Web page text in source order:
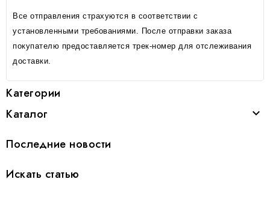
Все отправления страхуются в соответствии с
установленными требованиями. После отправки заказа
покупателю предоставляется трек-номер для отслеживания
доставки.
Категории
Каталог

Последние новости
Искать статью